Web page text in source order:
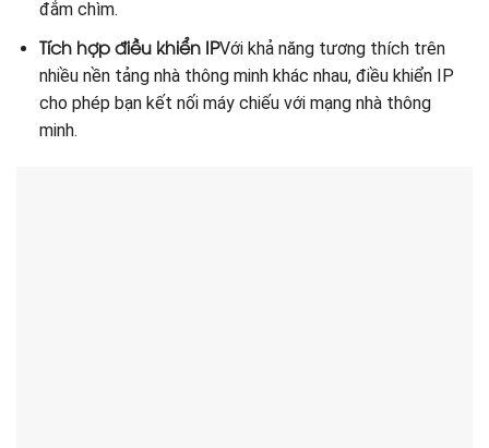
đắm chìm.
Tích hợp điều khiển IPVới khả năng tương thích trên
nhiều nền tảng nhà thông minh khác nhau, điều khiển IP
cho phép bạn kết nối máy chiếu với mạng nhà thông
minh.